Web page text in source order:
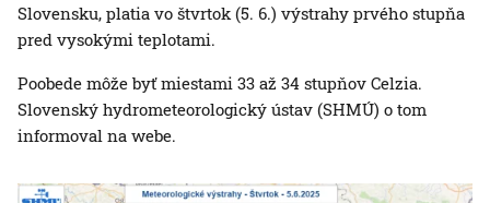
Slovensku, platia vo štvrtok (5. 6.) výstrahy prvého stupňa
pred vysokými teplotami.
Poobede môže byť miestami 33 až 34 stupňov Celzia.
Slovenský hydrometeorologický ústav (SHMÚ) o tom
informoval na webe.